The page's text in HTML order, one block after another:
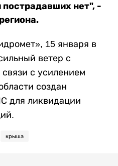
нет", -
15 января в
ветер с
с усилением
создан
для ликвидации
крыша